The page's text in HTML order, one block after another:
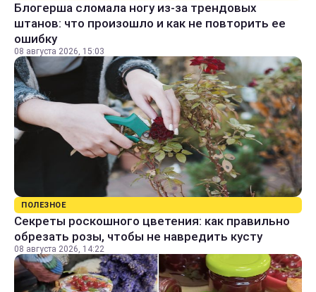
Блогерша сломала ногу из-за трендовых
штанов: что произошло и как не повторить ее
ошибку
08 августа 2026, 15:03
ПОЛЕЗНОЕ
Секреты роскошного цветения: как правильно
обрезать розы, чтобы не навредить кусту
08 августа 2026, 14:22